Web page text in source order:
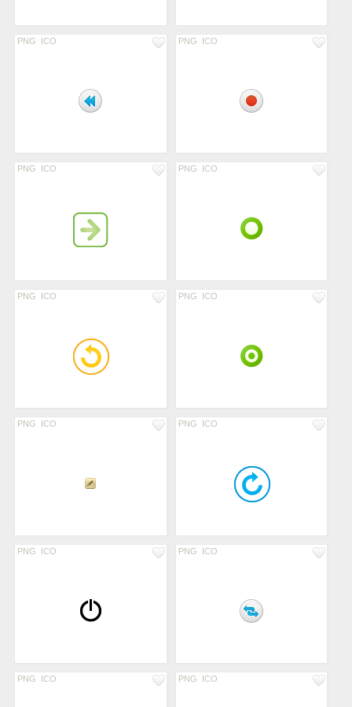
PNG ICO PNG ICO
PNG ICO PNG ICO
PNG ICO PNG ICO
PNG ICO PNG ICO
PNG ICO PNG ICO
PNG ICO PNG ICO